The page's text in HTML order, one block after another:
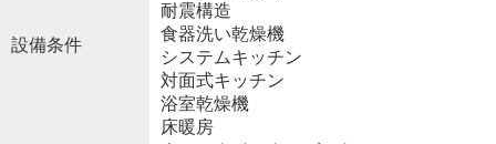
設備条件
耐震構造
食器洗い乾燥機
システムキッチン
対面式キッチン
浴室乾燥機
床暖房